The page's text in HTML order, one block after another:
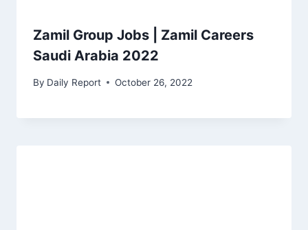
Zamil Group Jobs | Zamil Careers
Saudi Arabia 2022
By Daily Report October 26, 2022